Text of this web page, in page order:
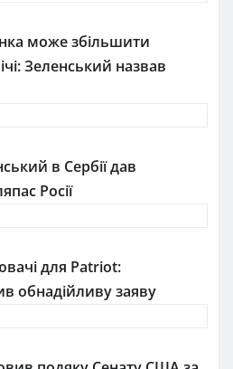
може збільшити
Зеленський назвав
в Сербії дав
Росії
для Patriot:
обнадійливу заяву